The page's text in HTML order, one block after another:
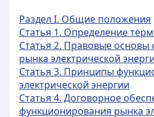
Раздел I. Общие положения
Статья 1. Определение
Статья 2. Правовые
рынка электрической
Статья 3. Принципы
электрической энергии
Статья 4. Договорное
функционирования рынка